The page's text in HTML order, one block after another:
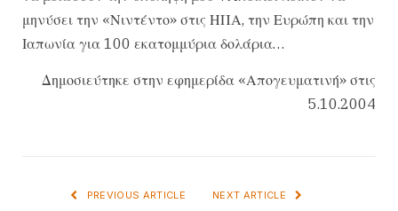
μηνύσει την «Νιντέντο» στις ΗΠΑ, την Ευρώπη και την
Ιαπωνία για 100 εκατομμύρια δολάρια…
Δημοσιεύτηκε στην εφημερίδα «Απογευματινή» στις
5.10.2004
PREVIOUS ARTICLE NEXT ARTICLE